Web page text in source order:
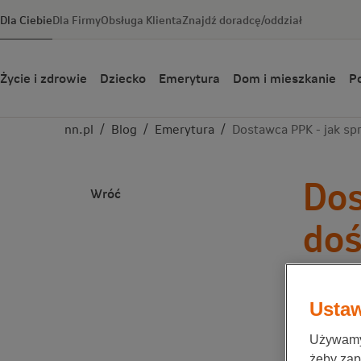
Dla CiebieDla FirmyObsługa KlientaZnajdź doradcę/oddział
Życie i zdrowie Dziecko Emerytura Dom i mieszkanie
nn.pl / Blog / Emerytura / Dostawca PPK - jak
Wróć
Zespół